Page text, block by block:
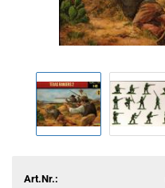
Art.Nr.: